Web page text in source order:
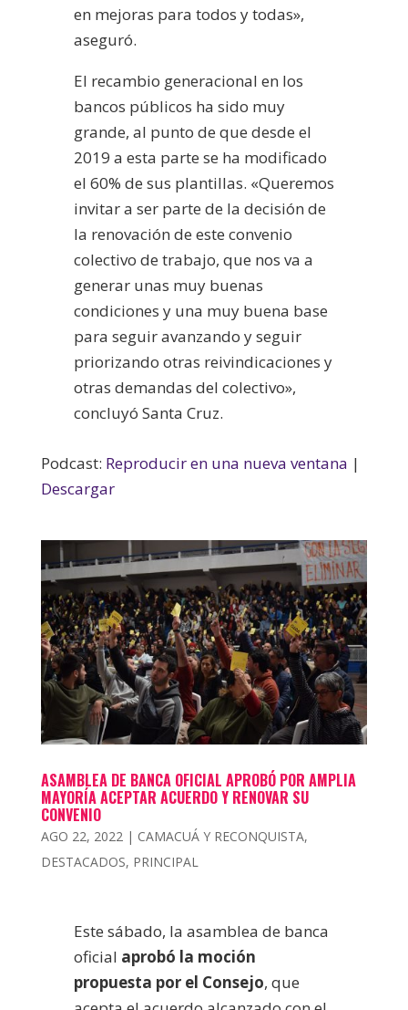
en mejoras para todos y todas»,
aseguró.
El recambio generacional en los
bancos públicos ha sido muy
grande, al punto de que desde el
2019 a esta parte se ha modificado
el 60% de sus plantillas. «Queremos
invitar a ser parte de la decisión de
la renovación de este convenio
colectivo de trabajo, que nos va a
generar unas muy buenas
condiciones y una muy buena base
para seguir avanzando y seguir
priorizando otras reivindicaciones y
otras demandas del colectivo»,
concluyó Santa Cruz.
Podcast: Reproducir en una nueva ventana |
Descargar
ASAMBLEA DE BANCA OFICIAL APROBÓ POR AMPLIA
MAYORÍA ACEPTAR ACUERDO Y RENOVAR SU
CONVENIO
AGO 22, 2022| CAMACUÁ Y RECONQUISTA,
DESTACADOS, PRINCIPAL
Este sábado, la asamblea de banca
oficial aprobó la moción
propuesta por el Consejo, que